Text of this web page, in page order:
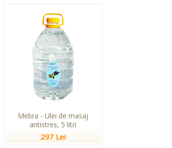
Mebra - Ulei de masaj
antistres, 5 litri
297 Lei